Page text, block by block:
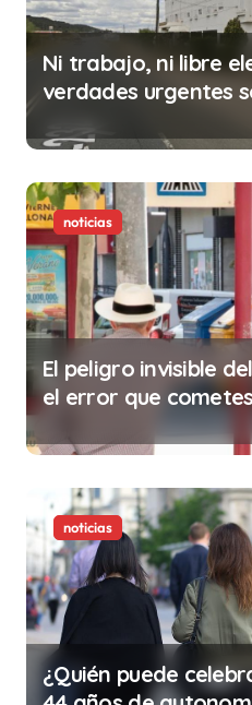
Ni trabajo, ni libre
verdades urgentes
noticias
El peligro invisible
el error que
minutos en tu
ilegalidad que te
la vida)
noticias
¿Quién puede